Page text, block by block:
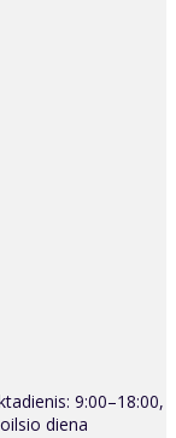
9:00–18:00,
diena